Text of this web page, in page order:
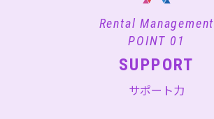
Rental Management
POINT 01
SUPPORT
サポート力